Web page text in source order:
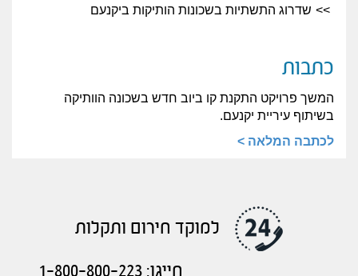
שדרוג התשתיות בשכונות הותיקות ביקנעם
כתבות
המשך פרויקט התקנת קו ביוב חדש בשכונה הוותיקה
בשיתוף עיריית יקנעם.
לכתבה המלאה >
למוקד חירום ותקלות